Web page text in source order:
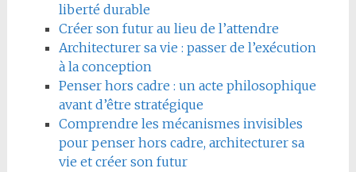
liberté durable
Créer son futur au lieu de l’attendre
Architecturer sa vie : passer de l’exécution
à la conception
Penser hors cadre : un acte philosophique
avant d’être stratégique
Comprendre les mécanismes invisibles
pour penser hors cadre, architecturer sa
vie et créer son futur